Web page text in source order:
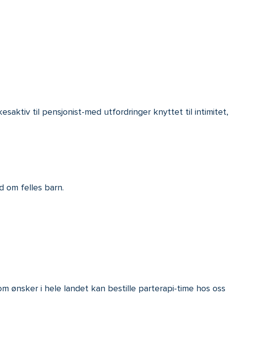
til pensjonist-med utfordringer knyttet til intimitet,
om felles barn.
ønsker i hele landet kan bestille parterapi-time hos oss